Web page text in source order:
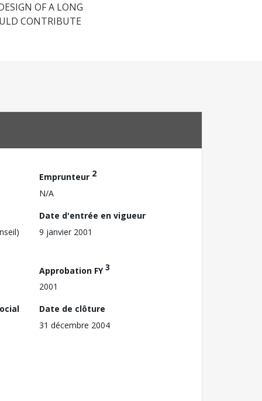
OF A LONG
CONTRIBUTE
Emprunteur 2
N/A
Date d'entrée en vigueur
9 janvier 2001
Approbation FY3
2001
Date de clôture
31 décembre 2004